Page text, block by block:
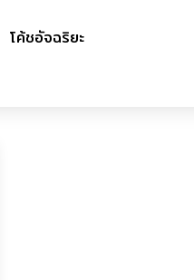
โค้ชอัจฉริยะ